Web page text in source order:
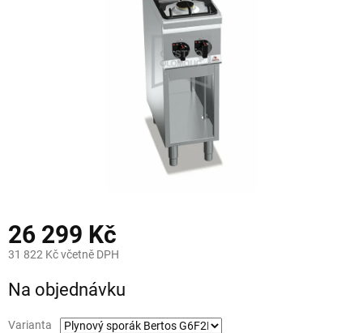
26 299 Kč
31 822 Kč včetně DPH
cena:
Na objednávku
Varianta